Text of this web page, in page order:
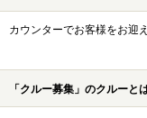
カウンターでお客様をお迎
「クルー募集」のクルーと